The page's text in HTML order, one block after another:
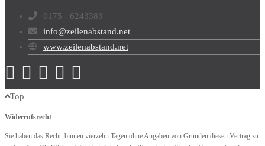
0175 - 6243383
info@zeilenabstand.net
www.zeilenabstand.net
Top
Widerrufsrecht
Sie haben das Recht, binnen vierzehn Tagen ohne Angaben von Gründen diesen Vertrag zu